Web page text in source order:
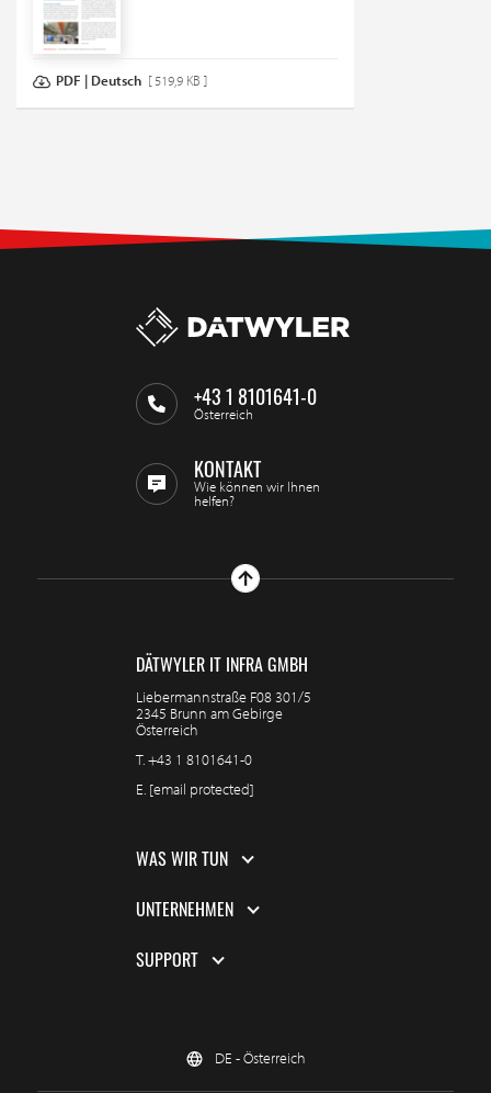
PDF | Deutsch [ 519,9 KB ]
+43 1 8101641-0
Österreich
KONTAKT
Wie können wir Ihnen
helfen?
DÄTWYLER IT INFRA GMBH
Liebermannstraße F08 301/5
2345 Brunn am Gebirge
Österreich
T.+43 1 8101641-0
E. [email protected]
WAS WIR TUN
UNTERNEHMEN
SUPPORT
DE - Österreich